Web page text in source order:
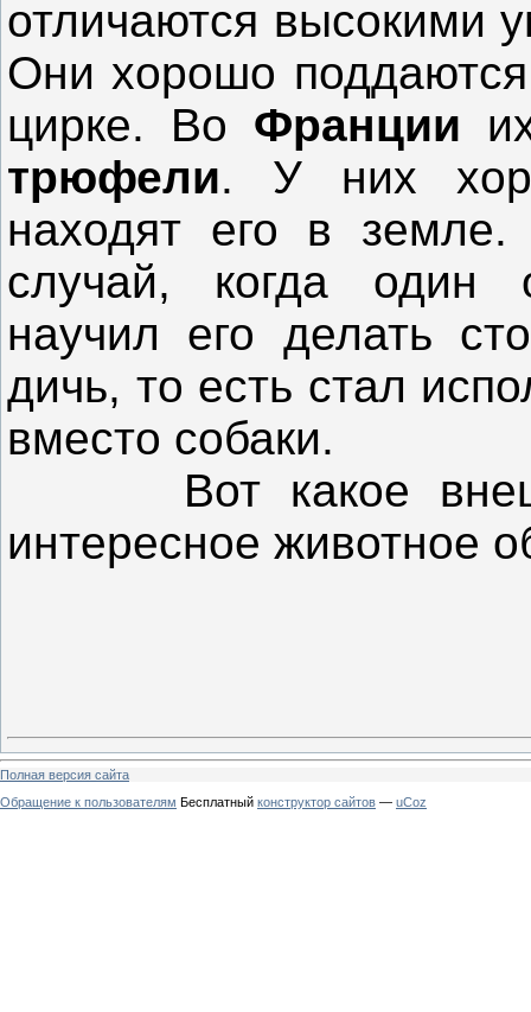
отличаются высокими
Они хорошо
цирке. Во Франции
трюфели. У них
находят его в земле.
случай, когда один
научил его делать
дичь, то есть стал
вместо собаки.
Вот какое
интересное животное
Полная версия сайта
Обращение к пользователям Бесплатный конструктор сайтов — uCoz